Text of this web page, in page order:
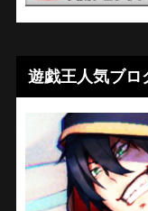
遊戯王人気ブロ